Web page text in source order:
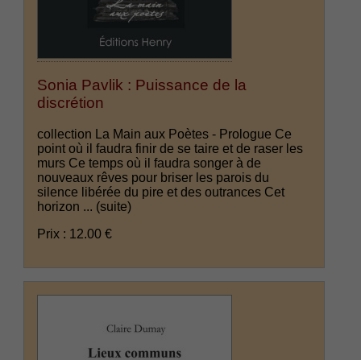
Sonia Pavlik : Puissance de la
discrétion
collection La Main aux Poètes - Prologue Ce
point où il faudra finir de se taire et de raser les
murs Ce temps où il faudra songer à de
nouveaux rêves pour briser les parois du
silence libérée du pire et des outrances Cet
horizon ... (suite)
Prix : 12.00 €